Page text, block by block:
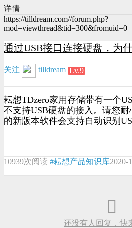
详情
https://tilldream.com//forum.php?
mod=viewthread&tid=300&fromuid=0
通过USB接口连接硬盘，为
关注 tilldream Lv.9
耘想TDzero家用存储带有一个
不支持USB硬盘的接入。请您
的新版本软件会支持自动识别
10939次阅读 #耘想产品知识库2020-
还没有人回复，快